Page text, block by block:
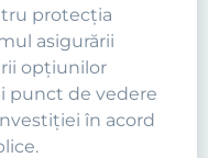
protecţia
asigurării
opţiunilor
punct de vedere
în acord